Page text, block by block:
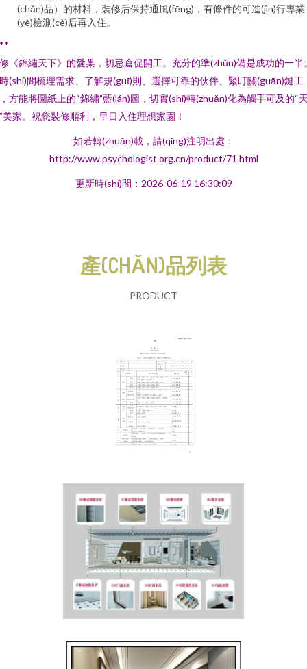
(chǎn)品）的材料，裝修后保持通風(fēng)，有條件的可進(jìn)行專業
(yè)檢測(cè)后再入住。
《錦繡天下》的愛巢，切忌倉促開工。充分的準(zhǔn)備是成功的一半
(shí)間梳理需求、了解規(guī)則、選擇可靠的伙伴、緊盯關(guān)鍵工
方能將圖紙上的“錦繡”藍(lán)圖，切實(shí)轉(zhuǎn)化為觸手可及的“
美家。祝您裝修順利，早日入住理想家園！
如若轉(zhuǎn)載，請(qǐng)注明出處：
http://www.psychologist.org.cn/product/71.html
更新時(shí)間：2026-06-19 16:30:09
產(CHǍN)品列表
PRODUCT